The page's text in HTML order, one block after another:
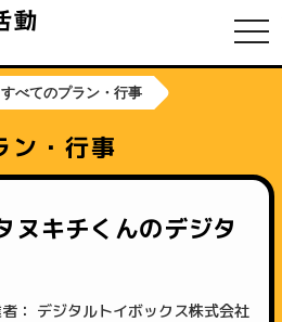
すべてのプラン・行事
ン・行事
ヌキチくんのデジタ
： デジタルトイボックス株式会社